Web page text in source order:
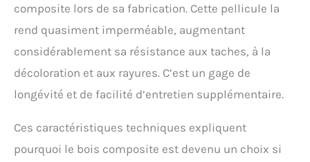
composite lors de sa fabrication. Cette pellicule la
rend quasiment imperméable, augmentant
considérablement sa résistance aux taches, à la
décoloration et aux rayures. C’est un gage de
longévité et de facilité d’entretien supplémentaire.
Ces caractéristiques techniques expliquent
pourquoi le bois composite est devenu un choix si